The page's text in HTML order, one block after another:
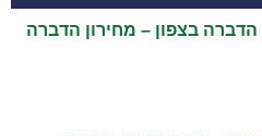
בצפון – מחירון הדברה